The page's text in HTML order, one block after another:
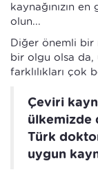
kaynağınızın
olun...
Diğer önemli bir
bir olgu olsa da,
farklılıkları çok
Çeviri
ülkemizde
Türk
uygun